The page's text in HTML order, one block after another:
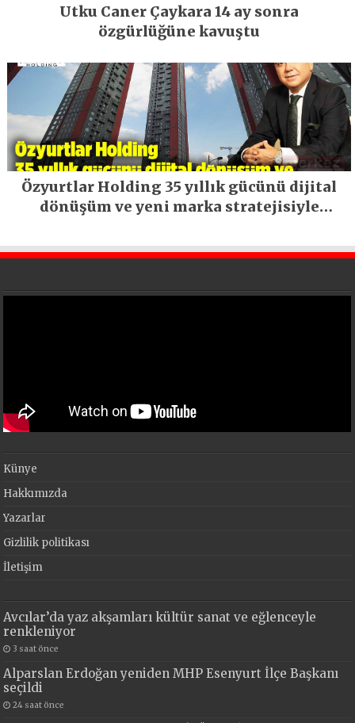
Utku Caner Çaykara 14 ay sonra
özgürlüğüne kavuştu
Özyurtlar Holding 35 yıllık gücünü dijital
dönüşüm ve yeni marka stratejisiyle
Künye
Hakkımızda
Yazarlar
Gizlilik politikası
İletişim
Avcılar’da yaz akşamları kültür sanat ve eğlenceyle
renkleniyor
3 saat önce
Alparslan Erdoğan yeniden MHP Esenyurt İlçe Başkanı
seçildi
24 saat önce